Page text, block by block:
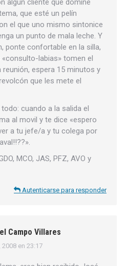
algún cliente que domine
que esté un pelín
el que uno mismo sintonice
un punto de mala leche. Y
ponte confortable en la silla,
«consulto-labias» tomen el
reunión, espera 15 minutos y
que les mete el
cuando a la salida el
al movil y te dice «espero
a tu jefe/a y tu colega por
MCO, JAS, PFZ, AVO y
Autenticarse para responder
Campo Villares
en 23:17